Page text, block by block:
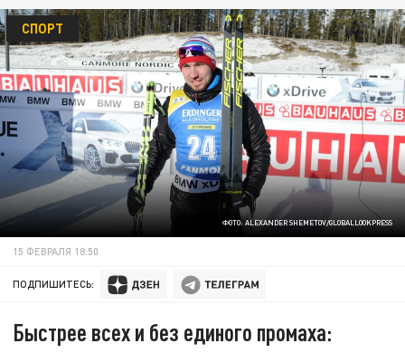
ФОТО: ALEXANDER SHEMETOV/GLOBALLOOKPRESS
СПОРТ
15 ФЕВРАЛЯ 18:50
ПОДПИШИТЕСЬ:
Быстрее всех и без единого промаха: